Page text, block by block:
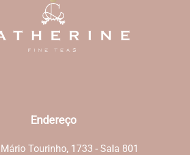
Endereço
Mário Tourinho, 1733 - Sala 801